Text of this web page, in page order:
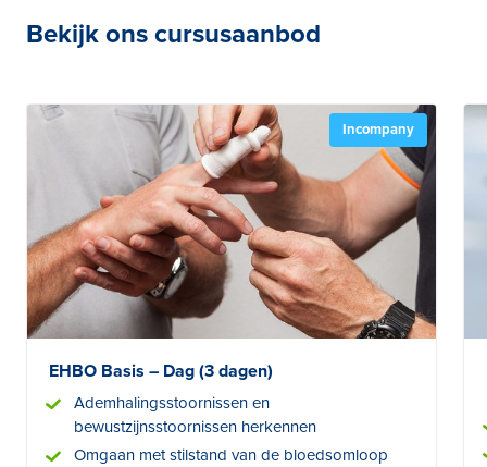
Bekijk ons cursusaanbod
EHBO Basis – Dag (3 dagen)
Ademhalingsstoornissen en
bewustzijnsstoornissen herkennen
Omgaan met stilstand van de bloedsomloop
Incompany